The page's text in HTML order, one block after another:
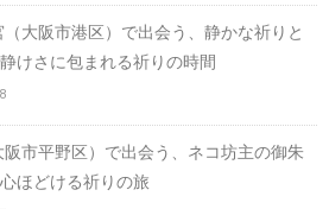
（大阪市港区）で出会う、静かな祈りと
けさに包まれる祈りの時間
阪市平野区）で出会う、ネコ坊主の御朱
ほどける祈りの旅